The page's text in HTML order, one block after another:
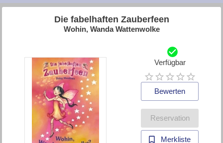
Die fabelhaften Zauberfeen
Wohin, Wanda Wattenwolke
Verfügbar
Bewerten
Reservation
Merkliste